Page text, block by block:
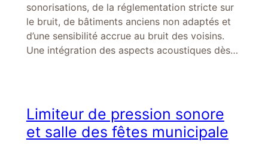
sonorisations, de la réglementation stricte sur
le bruit, de bâtiments anciens non adaptés et
d’une sensibilité accrue au bruit des voisins.
Une intégration des aspects acoustiques dès…
Limiteur de pression sonore
et salle des fêtes municipale